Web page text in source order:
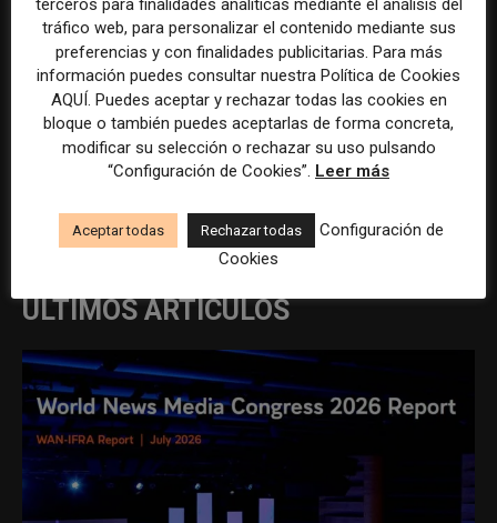
ÚLTIMOS ARTÍCULOS
terceros para finalidades analíticas mediante el análisis del
tráfico web, para personalizar el contenido mediante sus
preferencias y con finalidades publicitarias. Para más
información puedes consultar nuestra Política de Cookies
AQUÍ. Puedes aceptar y rechazar todas las cookies en
bloque o también puedes aceptarlas de forma concreta,
modificar su selección o rechazar su uso pulsando
“Configuración de Cookies”. Leer más
Aceptar todas Rechazar todas
Configuración de
Cookies